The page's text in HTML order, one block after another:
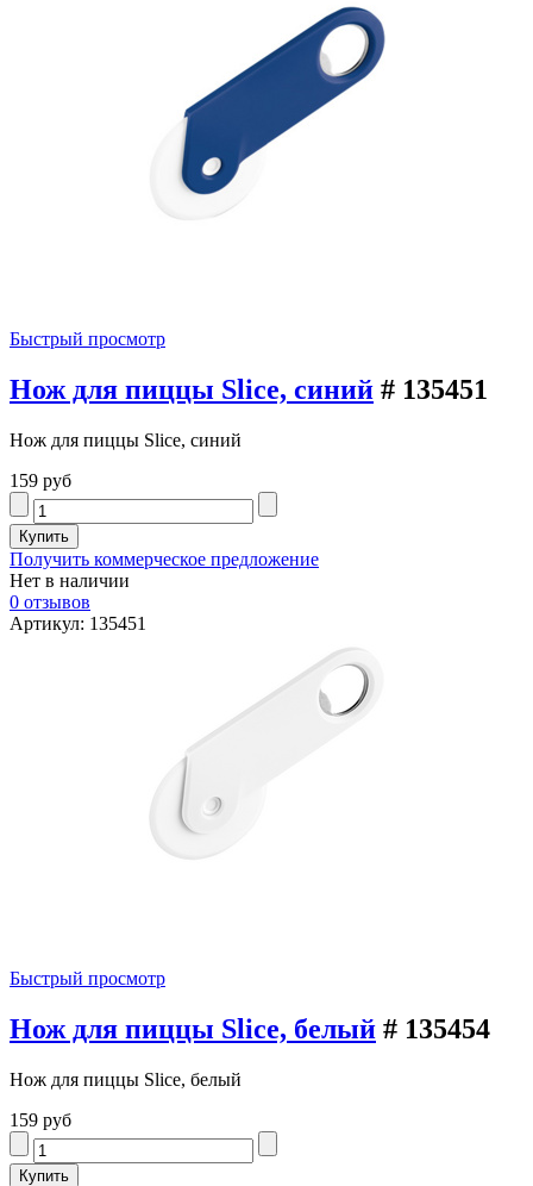
Быстрый просмотр
Нож для пиццы Slice, синий # 135451
Нож для пиццы Slice, синий
159 руб
Получить коммерческое предложение
Нет в наличии
0 отзывов
Артикул: 135451
Быстрый просмотр
Нож для пиццы Slice, белый # 135454
Нож для пиццы Slice, белый
159 руб